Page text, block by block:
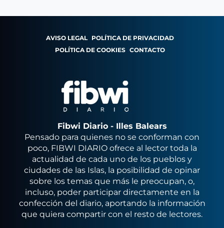
AVISO LEGAL POLÍTICA DE PRIVACIDAD
POLÍTICA DE COOKIES CONTACTO
Fibwi Diario - Illes Balears
Pensado para quienes no se conforman con
poco, FIBWI DIARIO ofrece al lector toda la
actualidad de cada uno de los pueblos y
ciudades de las Islas, la posibilidad de opinar
sobre los temas que más le preocupan, o,
incluso, poder participar directamente en la
confección del diario, aportando la información
que quiera compartir con el resto de lectores.